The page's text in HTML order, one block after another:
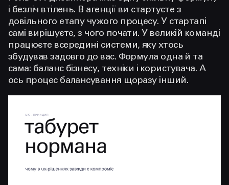
і безліч втілень. В агенції ви стартуєте з
довільного етапу чужого процесу. У стартапі
самі вирішуєте, з чого почати. У великій команді
працюєте всередині системи, яку хтось
збудував задовго до вас. Формула одна й та
сама: баланс бізнесу, техніки і користувача. А
ось процес балансування щоразу інший.